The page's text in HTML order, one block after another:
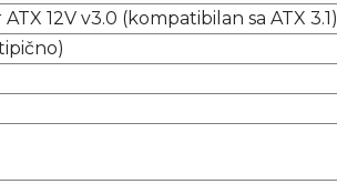
12V v3.0 (kompatibilan sa ATX 3.1)